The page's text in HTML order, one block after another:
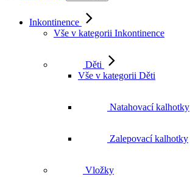
Inkontinence
Vše v kategorii Inkontinence
Děti
Vše v kategorii Děti
Natahovací kalhotky
Zalepovací kalhotky
Vložky